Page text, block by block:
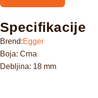
Specifikacije
Brend:Egger
Boja: Crna
Debljina: 18 mm